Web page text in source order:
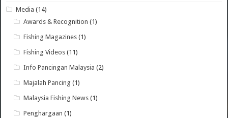
Media (14)
Awards & Recognition (1)
Fishing Magazines (1)
Fishing Videos (11)
Info Pancingan Malaysia (2)
Majalah Pancing (1)
Malaysia Fishing News (1)
Penghargaan (1)